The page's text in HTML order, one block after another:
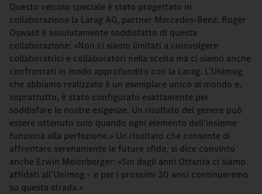
Questo veicolo speciale è stato progettato in
collaborazione la Larag AG, partner Mercedes-Benz. Roger
Oswald è assolutamente soddisfatto di questa
collaborazione: «Non ci siamo limitati a coinvolgere
collaboratrici e collaboratori nella scelta ma ci siamo anche
confrontati in modo approfondito con la Larag. L'Unimog
che abbiamo realizzato è un esemplare unico al mondo e,
soprattutto, è stato configurato esattamente per
soddisfare le nostre esigenze. Un risultato del genere può
essere ottenuto solo quando ogni elemento dell'insieme
funziona alla perfezione.» Un risultato che consente di
affrontare serenamente le future sfide, si dice convinto
anche Erwin Meienberger: «Sin dagli anni Ottanta ci siamo
affidati all'Unimog – e per i prossimi 30 anni continueremo
su questa strada.»